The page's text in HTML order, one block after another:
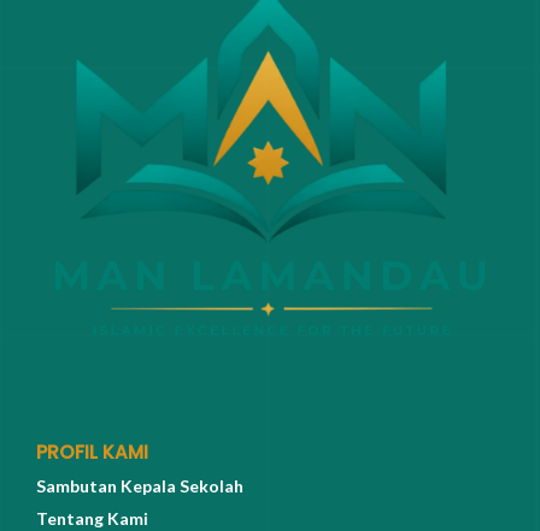
PROFIL KAMI
Sambutan Kepala Sekolah
Tentang Kami